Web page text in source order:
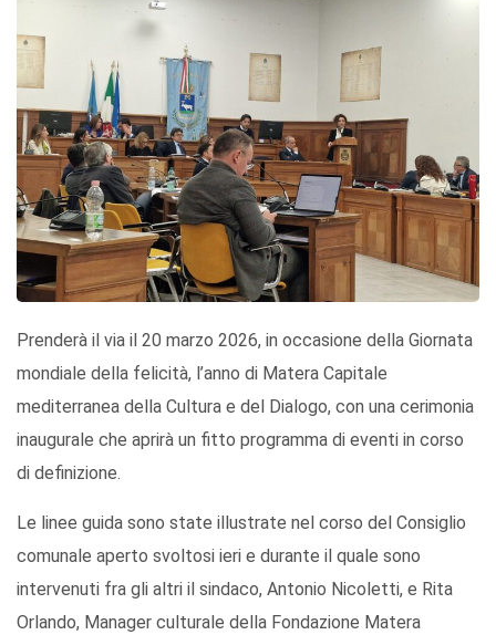
Prenderà il via il 20 marzo 2026, in occasione della Giornata
mondiale della felicità, l’anno di Matera Capitale
mediterranea della Cultura e del Dialogo, con una cerimonia
inaugurale che aprirà un fitto programma di eventi in corso
di definizione.
Le linee guida sono state illustrate nel corso del Consiglio
comunale aperto svoltosi ieri e durante il quale sono
intervenuti fra gli altri il sindaco, Antonio Nicoletti, e Rita
Orlando, Manager culturale della Fondazione Matera